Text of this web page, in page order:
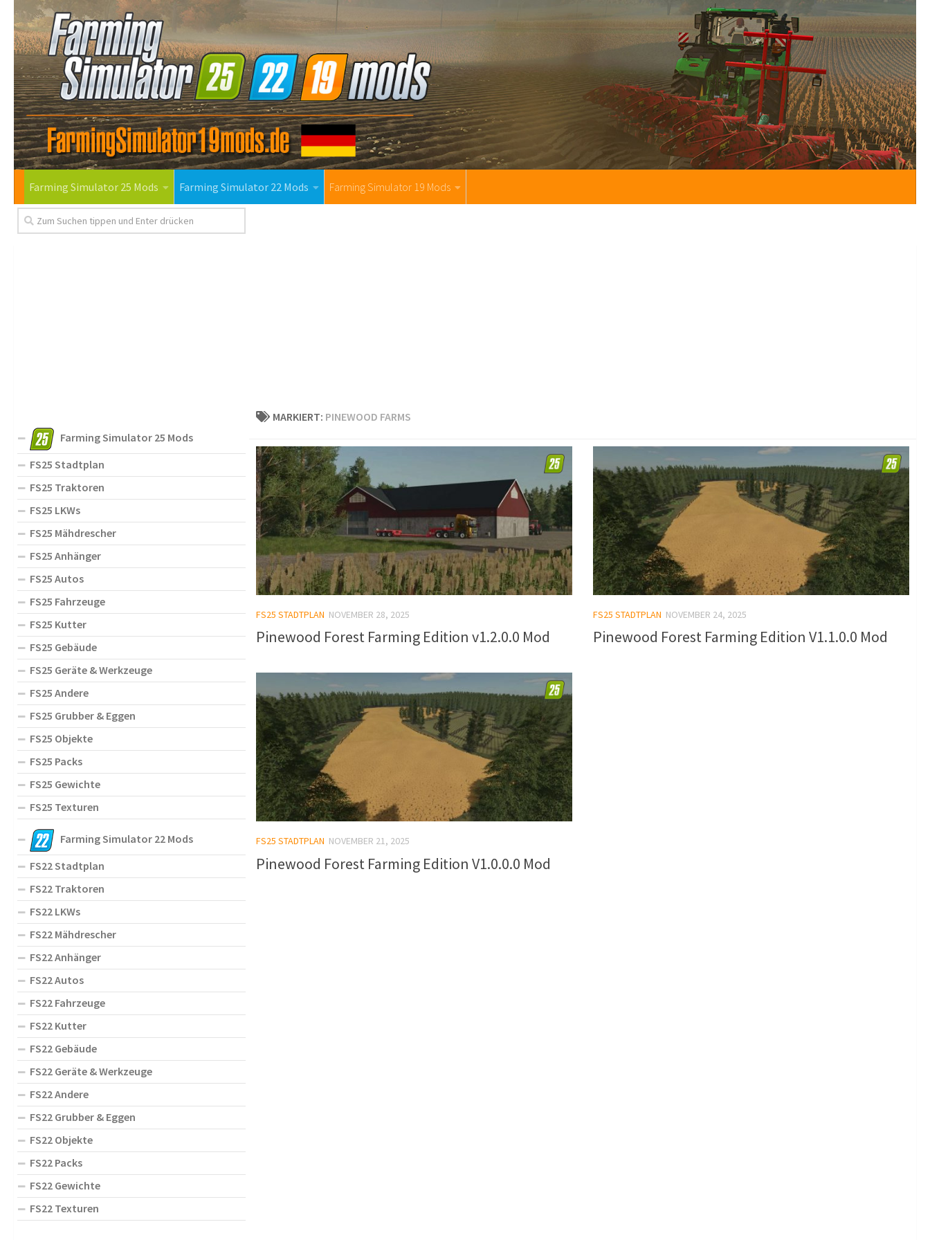
Farming Simulator 25 Mods Farming Simulator 22 Mods Farming Simulator 19 Mods
MARKIERT: PINEWOOD FARMS
FS25 STADTPLAN NOVEMBER 28, 2025
Pinewood Forest Farming Edition v1.2.0.0 Mod
FS25 STADTPLAN NOVEMBER 24, 2025
Pinewood Forest Farming Edition V1.1.0.0 Mod
FS25 STADTPLAN NOVEMBER 21, 2025
Pinewood Forest Farming Edition V1.0.0.0 Mod
Farming Simulator 25 Mods
FS25 Stadtplan
FS25 Traktoren
FS25 LKWs
FS25 Mähdrescher
FS25 Anhänger
FS25 Autos
FS25 Fahrzeuge
FS25 Kutter
FS25 Gebäude
FS25 Geräte & Werkzeuge
FS25 Andere
FS25 Grubber & Eggen
FS25 Objekte
FS25 Packs
FS25 Gewichte
FS25 Texturen
Farming Simulator 22 Mods
FS22 Stadtplan
FS22 Traktoren
FS22 LKWs
FS22 Mähdrescher
FS22 Anhänger
FS22 Autos
FS22 Fahrzeuge
FS22 Kutter
FS22 Gebäude
FS22 Geräte & Werkzeuge
FS22 Andere
FS22 Grubber & Eggen
FS22 Objekte
FS22 Packs
FS22 Gewichte
FS22 Texturen